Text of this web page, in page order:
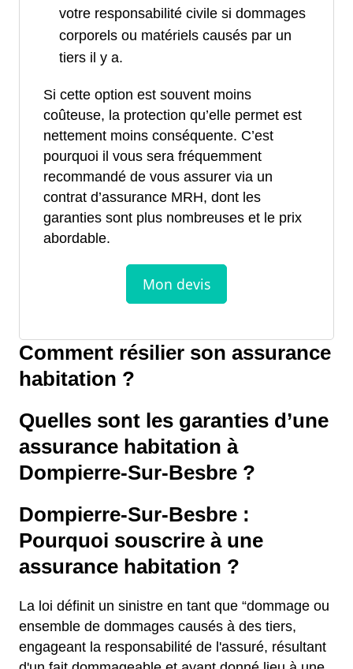
votre responsabilité civile si dommages
corporels ou matériels causés par un
tiers il y a.
Si cette option est souvent moins
coûteuse, la protection qu’elle permet est
nettement moins conséquente. C’est
pourquoi il vous sera fréquemment
recommandé de vous assurer via un
contrat d’assurance MRH, dont les
garanties sont plus nombreuses et le prix
abordable.
Comment résilier son assurance
habitation ?
Quelles sont les garanties d’une
assurance habitation à
Dompierre-Sur-Besbre ?
Dompierre-Sur-Besbre :
Pourquoi souscrire à une
assurance habitation ?
La loi définit un sinistre en tant que “dommage ou
ensemble de dommages causés à des tiers,
engageant la responsabilité de l'assuré, résultant